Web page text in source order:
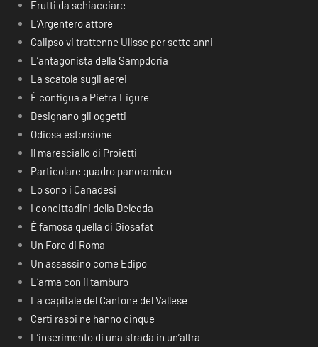
Frutti da schiacciare
L’Argentero attore
Calipso vi trattenne Ulisse per sette anni
L’antagonista della Sampdoria
La scatola sugli aerei
É contigua a Pietra Ligure
Designano gli oggetti
Odiosa estorsione
Il maresciallo di Proietti
Particolare quadro panoramico
Lo sono i Canadesi
I concittadini della Deledda
É famosa quella di Giosafat
Un Foro di Roma
Un assassino come Edipo
L’arma con il tamburo
La capitale del Cantone del Vallese
Certi rasoi ne hanno cinque
L’inserimento di una strada in un’altra